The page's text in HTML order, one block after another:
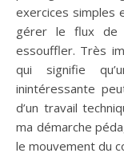
exercices simples
gérer le flux de
essouffler. Très
qui signifie
inintéressante
d’un travail
ma démarche
le mouvement du